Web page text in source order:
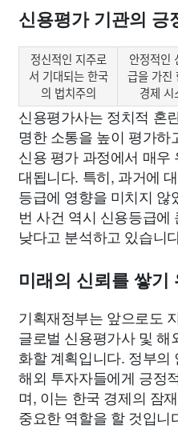
신용평가 기관의 긍
정신적인 지주로
서 기대되는 한국
의 법치주의
안정적인
급을 가진
경제 시
신용평가사는 정치적 혼
명한 소통을 높이 평가
신용 평가 과정에서 매우
대됩니다. 특히, 과거에
등급에 영향을 미치지 않
번 사건 역시 신용등급
낮다고 분석하고 있습니
미래의 신뢰를 쌓기
기획재정부는 앞으로도
글로벌 신용평가사 및
화할 계획입니다. 정부
해외 투자자들에게 긍정
며, 이는 한국 경제의 잠
중요한 역할을 할 것입니